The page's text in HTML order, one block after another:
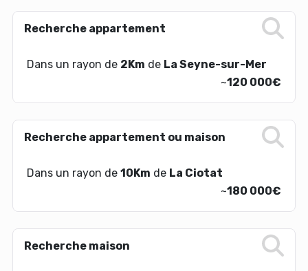
Recherche appartement
Dans un rayon de 2Km de La Seyne-sur-Mer
~120 000€
Recherche appartement ou maison
Dans un rayon de 10Km de La Ciotat
~180 000€
Recherche maison